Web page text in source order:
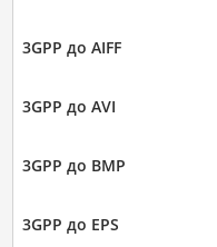
3GPP до AIFF
3GPP до AVI
3GPP до BMP
3GPP до EPS